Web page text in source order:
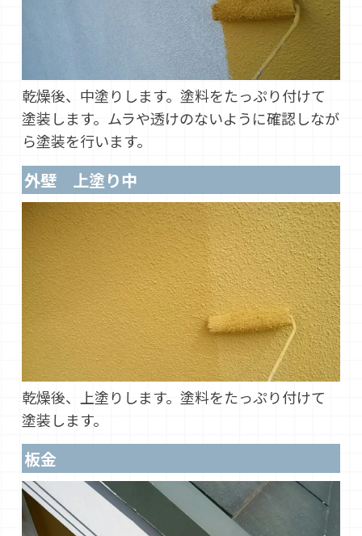
乾燥後、中塗りします。塗料をたっぷり付けて
塗装します。ムラや透けのないように確認しなが
ら塗装を行います。
外壁 上塗り中
乾燥後、上塗りします。塗料をたっぷり付けて
塗装します。
板金